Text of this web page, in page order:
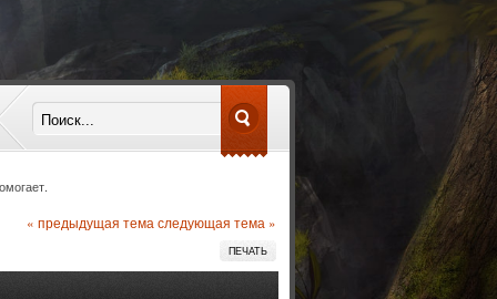
« предыдущая тема следующая тема »
ПЕЧАТЬ